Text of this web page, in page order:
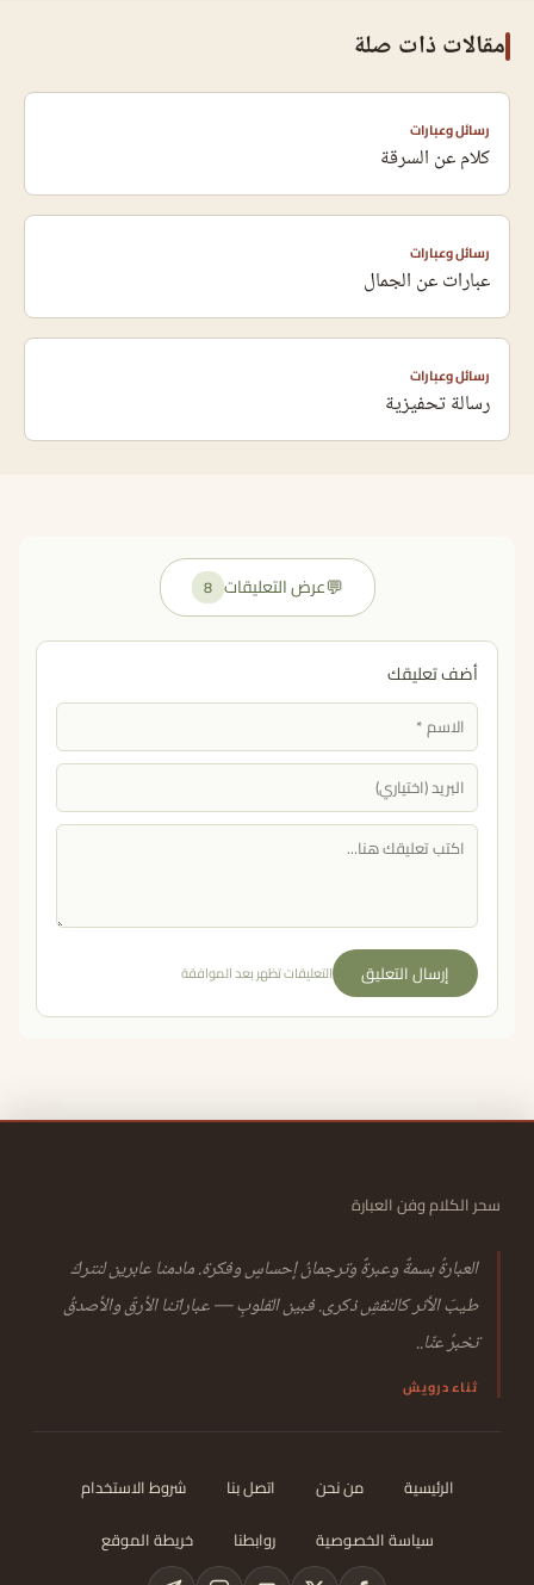
مقالات ذات صلة
رسائل وعبارات
كلام عن السرقة
رسائل وعبارات
عبارات عن الجمال
رسائل وعبارات
رسالة تحفيزية
💬عرض التعليقات 8
أضف تعليقك
إرسال التعليق التعليقات تظهر بعد الموافقة
سحر الكلام وفن العبارة
العبارةُ بسمةٌ وعبرةٌ وترجمانُ إحساسٍ وفكرة. مادمنا عابرين لنتركَ
طيبَ الأثر كالنقشِ ذكرى. فبين القلوبِ — عباراتنا الأرقّ والأصدقُ
تخبرُ عنّا..
ثناء درويش
الرئيسية من نحن اتصل بنا
شروط الاستخدام
سياسة الخصوصية
روابطنا خريطة الموقع